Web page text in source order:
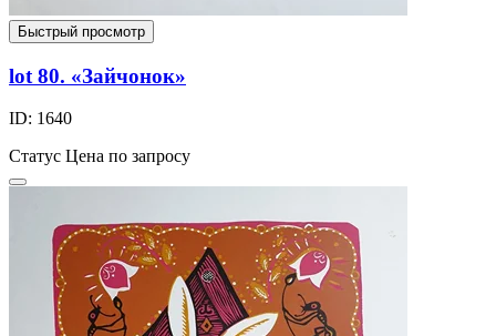
Быстрый просмотр
lot 80. «Зайчонок»
ID: 1640
Статус Цена по запросу